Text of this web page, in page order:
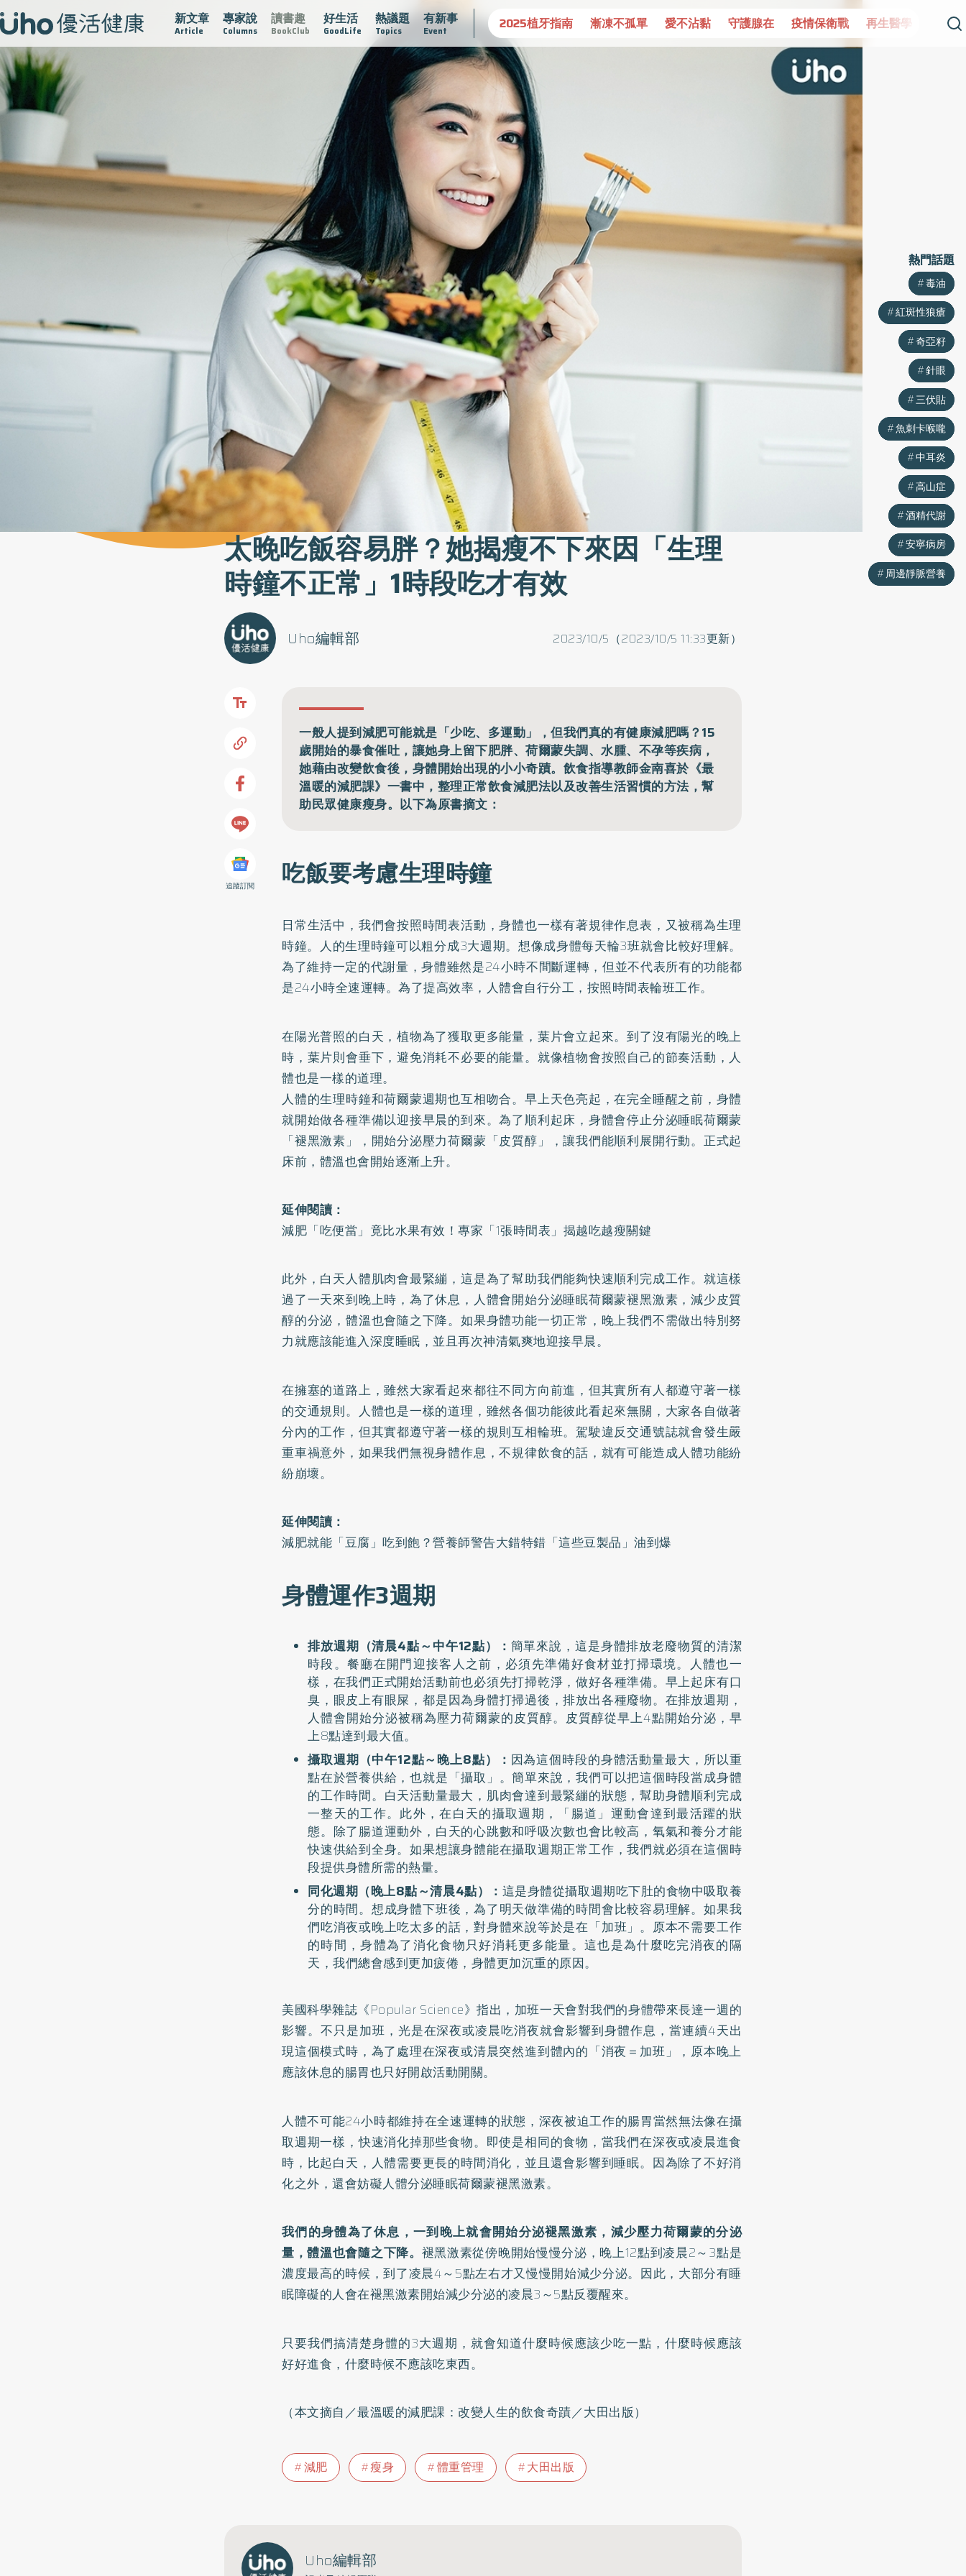
新文章
Article
專家說
Columns
讀書趣
BookClub
好生活
GoodLife
熱議題
Topics
有新事
Event
疫情保衛戰 再生醫學 愛的未來視 認識攝護腺肥大 守護骨骼健康 達文西手術專欄 2025植牙指南 漸凍不孤單 愛不沾黏 守護腺在 疫情保衛戰 再生醫學 愛的
太晚吃飯容易胖？她揭瘦不下來因「生理
時鐘不正常」1時段吃才有效
2023/10/5（2023/10/5 11:33更新）
Uho編輯部
追蹤訂閱
一般人提到減肥可能就是「少吃、多運動」，但我們真的有健康減肥嗎？15
歲開始的暴食催吐，讓她身上留下肥胖、荷爾蒙失調、水腫、不孕等疾病，
她藉由改變飲食後，身體開始出現的小小奇蹟。飲食指導教師金南喜於《最
溫暖的減肥課》一書中，整理正常飲食減肥法以及改善生活習慣的方法，幫
助民眾健康瘦身。以下為原書摘文：
吃飯要考慮生理時鐘
日常生活中，我們會按照時間表活動，身體也一樣有著規律作息表，又被稱為生理
時鐘。人的生理時鐘可以粗分成3大週期。想像成身體每天輪3班就會比較好理解。
為了維持一定的代謝量，身體雖然是24小時不間斷運轉，但並不代表所有的功能都
是24小時全速運轉。為了提高效率，人體會自行分工，按照時間表輪班工作。
在陽光普照的白天，植物為了獲取更多能量，葉片會立起來。到了沒有陽光的晚上
時，葉片則會垂下，避免消耗不必要的能量。就像植物會按照自己的節奏活動，人
體也是一樣的道理。
人體的生理時鐘和荷爾蒙週期也互相吻合。早上天色亮起，在完全睡醒之前，身體
就開始做各種準備以迎接早晨的到來。為了順利起床，身體會停止分泌睡眠荷爾蒙
「褪黑激素」，開始分泌壓力荷爾蒙「皮質醇」，讓我們能順利展開行動。正式起
床前，體溫也會開始逐漸上升。
延伸閱讀：
減肥「吃便當」竟比水果有效！專家「1張時間表」揭越吃越瘦關鍵
此外，白天人體肌肉會最緊繃，這是為了幫助我們能夠快速順利完成工作。就這樣
過了一天來到晚上時，為了休息，人體會開始分泌睡眠荷爾蒙褪黑激素，減少皮質
醇的分泌，體溫也會隨之下降。如果身體功能一切正常，晚上我們不需做出特別努
力就應該能進入深度睡眠，並且再次神清氣爽地迎接早晨。
在擁塞的道路上，雖然大家看起來都往不同方向前進，但其實所有人都遵守著一樣
的交通規則。人體也是一樣的道理，雖然各個功能彼此看起來無關，大家各自做著
分內的工作，但其實都遵守著一樣的規則互相輪班。駕駛違反交通號誌就會發生嚴
重車禍意外，如果我們無視身體作息，不規律飲食的話，就有可能造成人體功能紛
紛崩壞。
延伸閱讀：
減肥就能「豆腐」吃到飽？營養師警告大錯特錯「這些豆製品」油到爆
身體運作3週期
排放週期（清晨4點～中午12點）： 簡單來說，這是身體排放老廢物質的清潔
時段。餐廳在開門迎接客人之前，必須先準備好食材並打掃環境。人體也一
樣，在我們正式開始活動前也必須先打掃乾淨，做好各種準備。早上起床有口
臭，眼皮上有眼屎，都是因為身體打掃過後，排放出各種廢物。在排放週期，
人體會開始分泌被稱為壓力荷爾蒙的皮質醇。皮質醇從早上4點開始分泌，早
上8點達到最大值。
攝取週期（中午12點～晚上8點）： 因為這個時段的身體活動量最大，所以重
點在於營養供給，也就是「攝取」。簡單來說，我們可以把這個時段當成身體
的工作時間。白天活動量最大，肌肉會達到最緊繃的狀態，幫助身體順利完成
一整天的工作。此外，在白天的攝取週期，「腸道」運動會達到最活躍的狀
態。除了腸道運動外，白天的心跳數和呼吸次數也會比較高，氧氣和養分才能
快速供給到全身。如果想讓身體能在攝取週期正常工作，我們就必須在這個時
段提供身體所需的熱量。
同化週期（晚上8點～清晨4點）： 這是身體從攝取週期吃下肚的食物中吸取養
分的時間。想成身體下班後，為了明天做準備的時間會比較容易理解。如果我
們吃消夜或晚上吃太多的話，對身體來說等於是在「加班」。原本不需要工作
的時間，身體為了消化食物只好消耗更多能量。這也是為什麼吃完消夜的隔
天，我們總會感到更加疲倦，身體更加沉重的原因。
美國科學雜誌《Popular Science》指出，加班一天會對我們的身體帶來長達一週的
影響。不只是加班，光是在深夜或凌晨吃消夜就會影響到身體作息，當連續4天出
現這個模式時，為了處理在深夜或清晨突然進到體內的「消夜＝加班」，原本晚上
應該休息的腸胃也只好開啟活動開關。
人體不可能24小時都維持在全速運轉的狀態，深夜被迫工作的腸胃當然無法像在攝
取週期一樣，快速消化掉那些食物。即使是相同的食物，當我們在深夜或凌晨進食
時，比起白天，人體需要更長的時間消化，並且還會影響到睡眠。因為除了不好消
化之外，還會妨礙人體分泌睡眠荷爾蒙褪黑激素。
我們的身體為了休息，一到晚上就會開始分泌褪黑激素，減少壓力荷爾蒙的分泌
量，體溫也會隨之下降。 褪黑激素從傍晚開始慢慢分泌，晚上12點到凌晨2～3點是
濃度最高的時候，到了凌晨4～5點左右才又慢慢開始減少分泌。因此，大部分有睡
眠障礙的人會在褪黑激素開始減少分泌的凌晨3～5點反覆醒來。
只要我們搞清楚身體的3大週期，就會知道什麼時候應該少吃一點，什麼時候應該
好好進食，什麼時候不應該吃東西。
（本文摘自／最溫暖的減肥課：改變人生的飲食奇蹟／大田出版）
減肥 瘦身 體重管理 大田出版
Uho編輯部
熱門話題
毒油
紅斑性狼瘡
奇亞籽
針眼
三伏貼
魚刺卡喉嚨
中耳炎
高山症
酒精代謝
安寧病房
周邊靜脈營養
熱門話題
毒油
紅斑性狼瘡
奇亞籽
針眼
三伏貼
魚刺卡喉嚨
中耳炎
高山症
酒精代謝
安寧病房
周邊靜脈營養